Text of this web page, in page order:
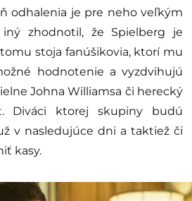
odhalenia je pre neho veľkým
zhodnotil, že Spielberg je
stoja fanúšikovia, ktorí mu
hodnotenie a vyzdvihujú
Johna Williamsa či herecký
Diváci ktorej skupiny budú
v nasledujúce dni a taktiež či
kasy.